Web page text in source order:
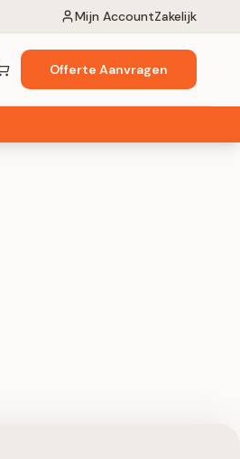
Mijn AccountZakelijk
Winkelwagen (0items)
Offerte Aanvragen